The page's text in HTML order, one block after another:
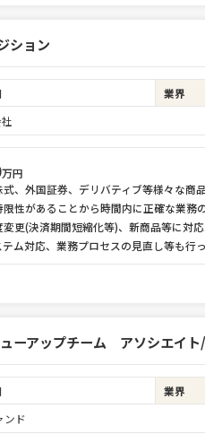
ション
業界
万円
、外国証券、デリバティブ等様々な商
性があることから時間内に正確な業務
変更(決済期間短縮化等)、新商品等に対
ム対応、業務プロセスの見直し等も行っ
ーアップチーム アソシエイト
業界
ンド